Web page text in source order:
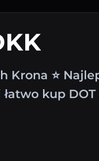
Krona ⭐
kup